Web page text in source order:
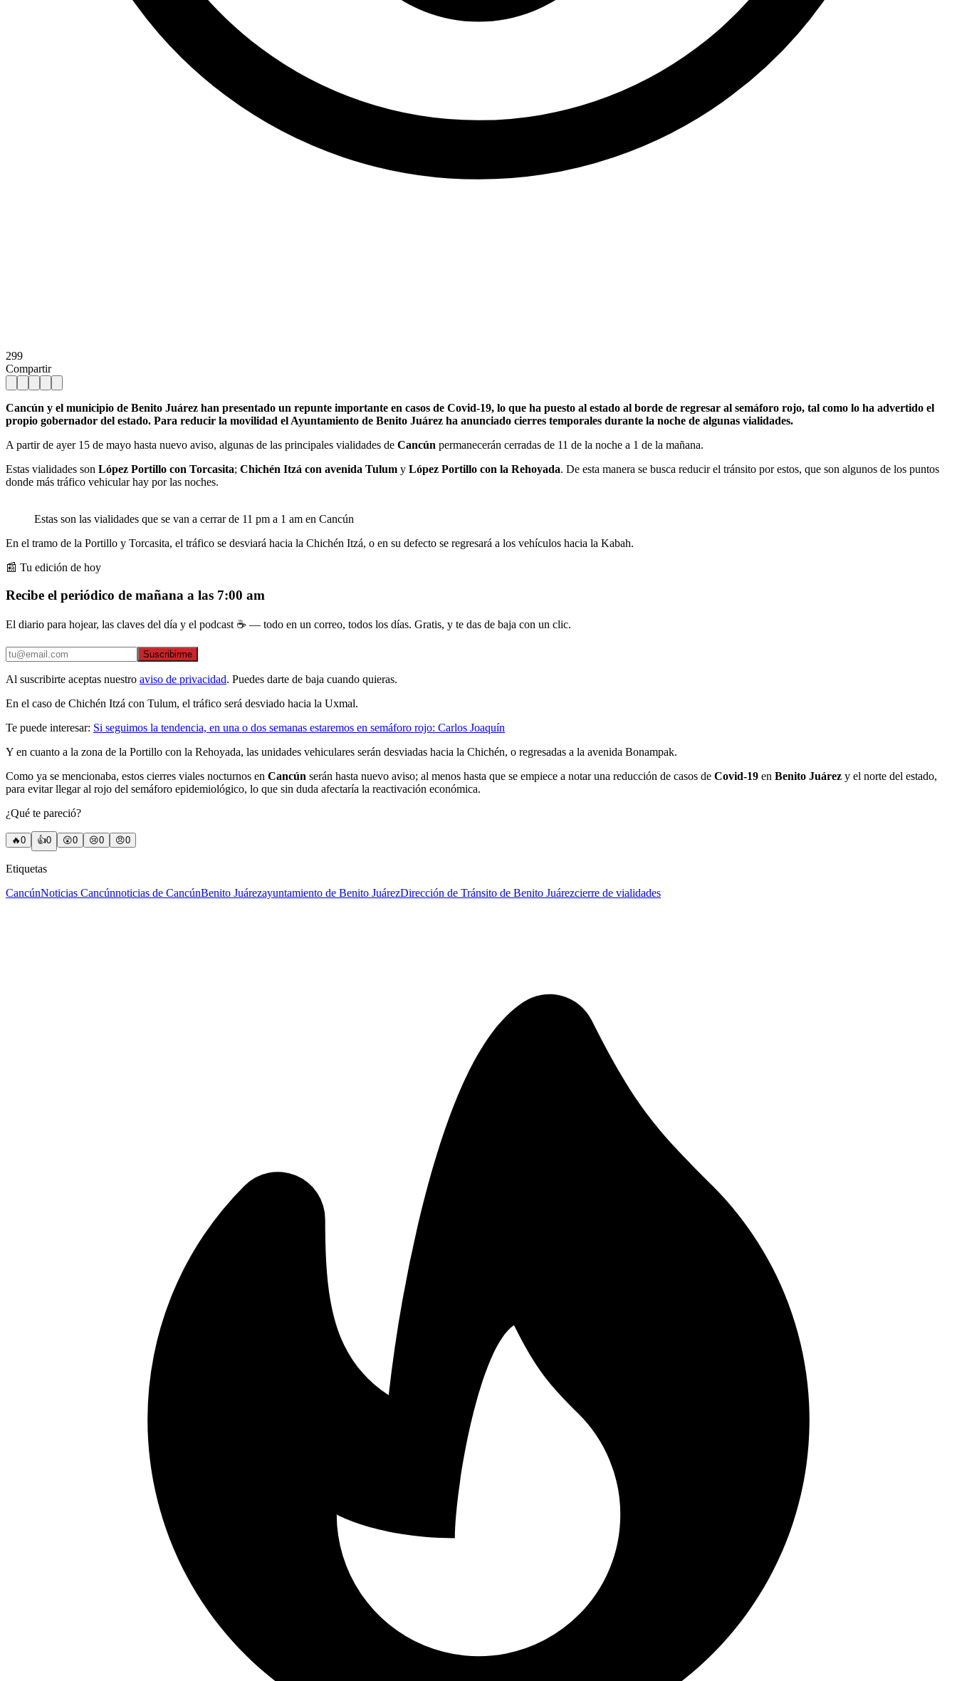
299
Compartir
Cancún y el municipio de Benito Juárez han presentado un repunte importante en casos de Covid-19, lo que ha puesto al estado al borde de regresar al semáforo rojo, tal como lo ha advertido el
propio gobernador del estado. Para reducir la movilidad el Ayuntamiento de Benito Juárez ha anunciado cierres temporales durante la noche de algunas vialidades.
A partir de ayer 15 de mayo hasta nuevo aviso, algunas de las principales vialidades de Cancún permanecerán cerradas de 11 de la noche a 1 de la mañana.
Estas vialidades son López Portillo con Torcasita; Chichén Itzá con avenida Tulum y López Portillo con la Rehoyada. De esta manera se busca reducir el tránsito por estos, que son algunos de los puntos
donde más tráfico vehicular hay por las noches.
Estas son las vialidades que se van a cerrar de 11 pm a 1 am en Cancún
En el tramo de la Portillo y Torcasita, el tráfico se desviará hacia la Chichén Itzá, o en su defecto se regresará a los vehículos hacia la Kabah.
📰 Tu edición de hoy
Recibe el periódico de mañana a las 7:00 am
El diario para hojear, las claves del día y el podcast ☕ — todo en un correo, todos los días. Gratis, y te das de baja con un clic.
Suscribirme
Al suscribirte aceptas nuestro aviso de privacidad. Puedes darte de baja cuando quieras.
En el caso de Chichén Itzá con Tulum, el tráfico será desviado hacia la Uxmal.
Te puede interesar: Si seguimos la tendencia, en una o dos semanas estaremos en semáforo rojo: Carlos Joaquín
Y en cuanto a la zona de la Portillo con la Rehoyada, las unidades vehiculares serán desviadas hacia la Chichén, o regresadas a la avenida Bonampak.
Como ya se mencionaba, estos cierres viales nocturnos en Cancún serán hasta nuevo aviso; al menos hasta que se empiece a notar una reducción de casos de Covid-19 en Benito Juárez y el norte del estado,
para evitar llegar al rojo del semáforo epidemiológico, lo que sin duda afectaría la reactivación económica.
¿Qué te pareció?
🔥0 👍0 😲0 😢0 😠0
Etiquetas
CancúnNoticias Cancúnnoticias de CancúnBenito Juárezayuntamiento de Benito JuárezDirección de Tránsito de Benito Juárezcierre de vialidades